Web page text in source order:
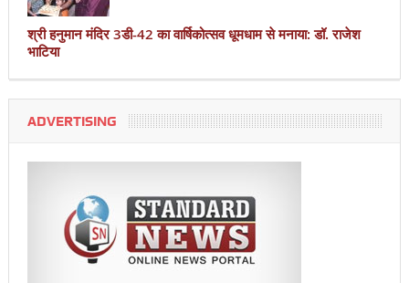
श्री हनुमान मंदिर 3डी-42 का वार्षिकोत्सव धूमधाम से मनाया: डॉ. राजेश
भाटिया
ADVERTISING